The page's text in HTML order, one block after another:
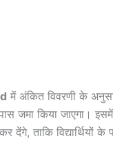
में अंकित विवरणी के
जमा किया जाएगा।
देंगे, ताकि विद्यार्थियों